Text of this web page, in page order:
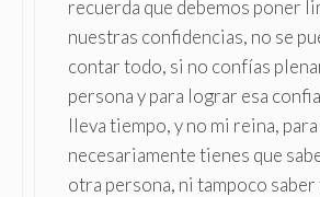
recuerda que debemos poner
nuestras confidencias, no se
contar todo, si no confías
persona y para lograr esa
lleva tiempo, y no mi reina,
necesariamente tienes que
otra persona, ni tampoco